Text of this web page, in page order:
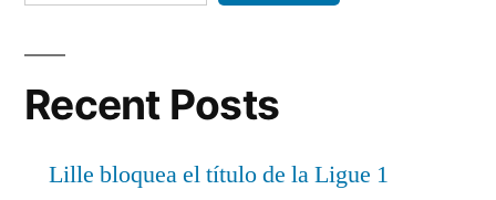
Recent Posts
Lille bloquea el título de la Ligue 1